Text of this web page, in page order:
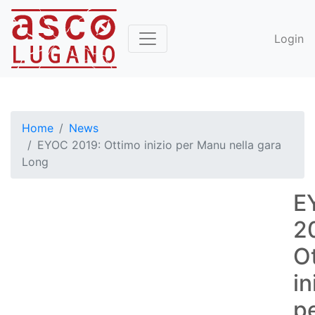
Login
Home
News
EYOC 2019: Ottimo inizio per Manu nella gara
Long